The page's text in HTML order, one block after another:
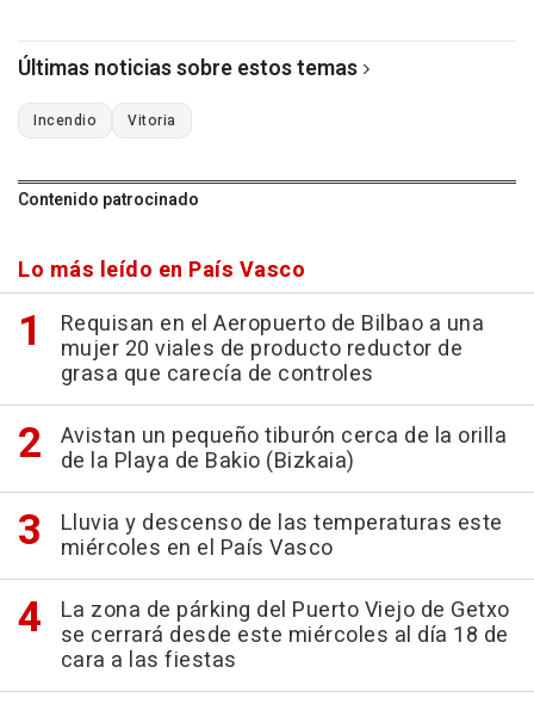
Últimas noticias sobre estos temas
Incendio Vitoria
Contenido patrocinado
Lo más leído en País Vasco
Requisan en el Aeropuerto de Bilbao a una
mujer 20 viales de producto reductor de
grasa que carecía de controles
Avistan un pequeño tiburón cerca de la orilla
de la Playa de Bakio (Bizkaia)
Lluvia y descenso de las temperaturas este
miércoles en el País Vasco
La zona de párking del Puerto Viejo de Getxo
se cerrará desde este miércoles al día 18 de
cara a las fiestas